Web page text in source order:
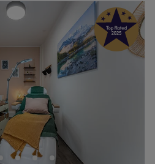
09:00– 19:00
09:00 –19:00
09:00–19:00
09:00–19:00
09:00 –15:00
Geschlossen
in München-Maxvorstadt
Handwerkskunst auf
kombiniert kosmetische
auf eine einzigartige Art und